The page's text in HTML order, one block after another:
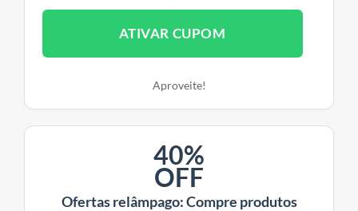
ATIVAR CUPOM
Aproveite!
40%
OFF
Ofertas relâmpago: Compre produtos